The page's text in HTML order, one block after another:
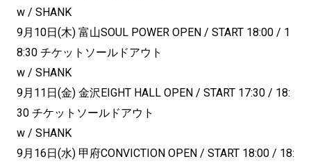
w / SHANK
9月10日(木) 富山SOUL POWER OPEN / START 18:00 / 1
8:30 チケットソールドアウト
w / SHANK
9月11日(金) 金沢EIGHT HALL OPEN / START 17:30 / 18:
30 チケットソールドアウト
w / SHANK
9月16日(水) 甲府CONVICTION OPEN / START 18:00 / 18: